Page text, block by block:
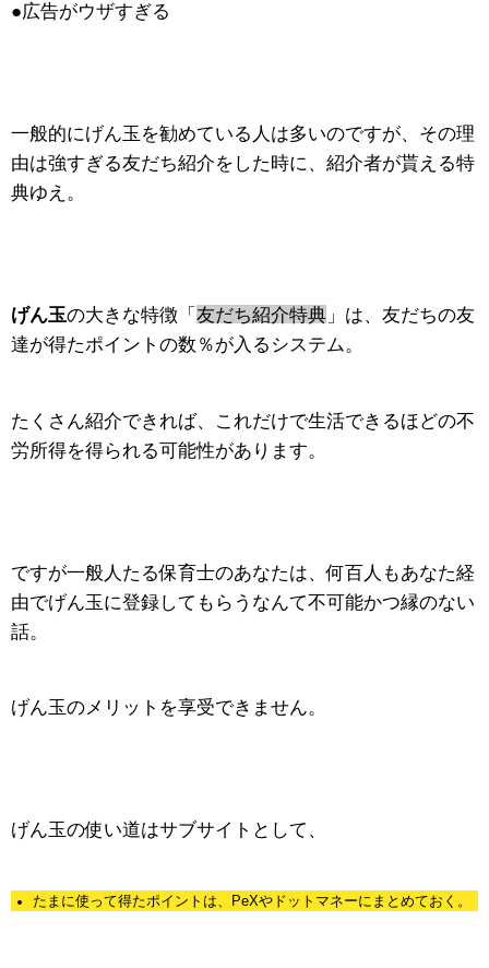
●広告がウザすぎる
一般的にげん玉を勧めている人は多いのですが、その理
由は強すぎる友だち紹介をした時に、紹介者が貰える特
典ゆえ。
げん玉の大きな特徴「 友だち紹介特典 」は、友だちの友
達が得たポイントの数％が入るシステム。
たくさん紹介できれば、これだけで生活できるほどの不
労所得を得られる可能性があります。
ですが一般人たる保育士のあなたは、何百人もあなた経
由でげん玉に登録してもらうなんて不可能かつ縁のない
話。
げん玉のメリットを享受できません。
げん玉の使い道はサブサイトとして、
たまに使って得たポイントは、PeXやドットマネーにまとめておく。